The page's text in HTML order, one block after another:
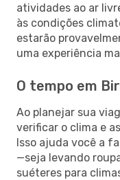
atividades ao ar
às condições
estarão
uma experiência
O tempo em
Ao planejar sua
verificar o clima e
Isso ajuda você a
—seja levando
suéteres para